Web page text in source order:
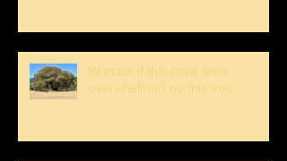
Wonder if this crew feels
overwhelmed by this tree...